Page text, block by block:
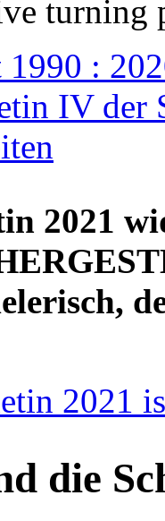
turning
1990 :
IV der
2021
2021
die